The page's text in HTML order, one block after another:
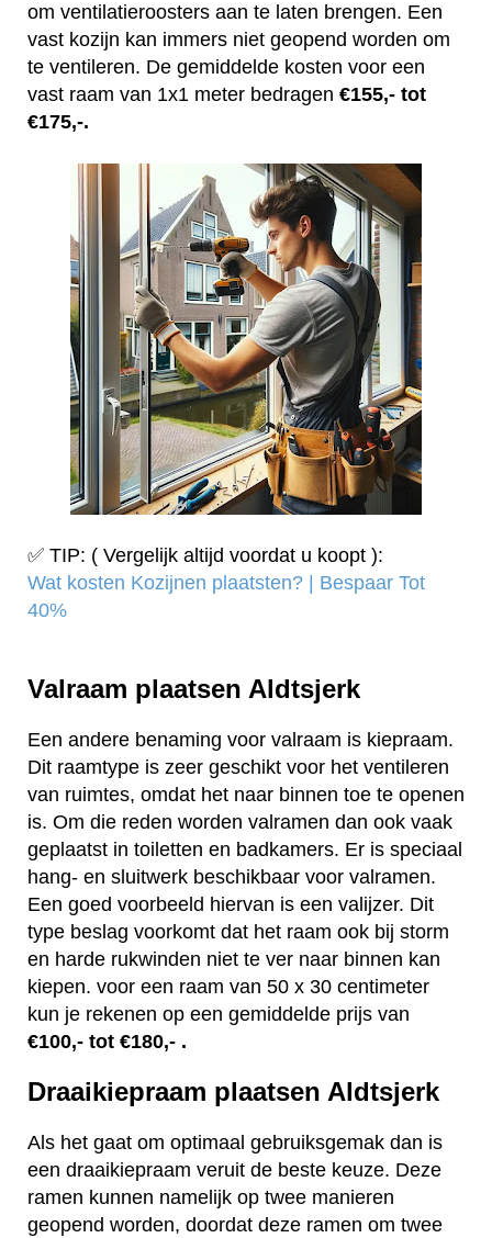
om ventilatieroosters aan te laten brengen. Een
vast kozijn kan immers niet geopend worden om
te ventileren. De gemiddelde kosten voor een
vast raam van 1x1 meter bedragen €155,- tot
€175,-.
✅ TIP: ( Vergelijk altijd voordat u koopt ):
Wat kosten Kozijnen plaatsten? | Bespaar Tot
40%‎
Valraam plaatsen Aldtsjerk
Een andere benaming voor valraam is kiepraam.
Dit raamtype is zeer geschikt voor het ventileren
van ruimtes, omdat het naar binnen toe te openen
is. Om die reden worden valramen dan ook vaak
geplaatst in toiletten en badkamers. Er is speciaal
hang- en sluitwerk beschikbaar voor valramen.
Een goed voorbeeld hiervan is een valijzer. Dit
type beslag voorkomt dat het raam ook bij storm
en harde rukwinden niet te ver naar binnen kan
kiepen. voor een raam van 50 x 30 centimeter
kun je rekenen op een gemiddelde prijs van
€100,- tot €180,- .
Draaikiepraam plaatsen Aldtsjerk
Als het gaat om optimaal gebruiksgemak dan is
een draaikiepraam veruit de beste keuze. Deze
ramen kunnen namelijk op twee manieren
geopend worden, doordat deze ramen om twee